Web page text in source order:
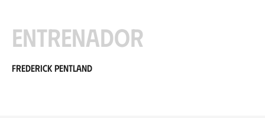
Entrenador
Frederick Pentland